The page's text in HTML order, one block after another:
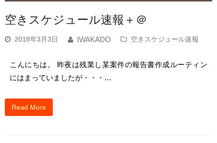
空きスケジュール速報＋＠
2018年3月3日 IWAKADO 空きスケジュール速報
こんにちは。 昨夜は残業し某案件の報告書作成ルーティン
にはまっていましたが・・・…
Read More